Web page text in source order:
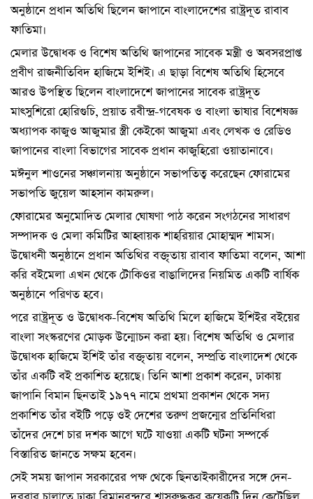
অনুষ্ঠানে প্রধান অতিথি ছিলেন জাপানে বাংলাদেশের রাষ্ট্রদূত রাবাব
ফাতিমা।
মেলার উদ্বোধক ও বিশেষ অতিথি জাপানের সাবেক মন্ত্রী ও অবসরপ্রাপ্ত
প্রবীণ রাজনীতিবিদ হাজিমে ইশিই। এ ছাড়া বিশেষ অতিথি হিসেবে
আরও উপস্থিত ছিলেন বাংলাদেশে জাপানের সাবেক রাষ্ট্রদূত
মাৎসুশিরো হোরিগুচি, প্রয়াত রবীন্দ্র-গবেষক ও বাংলা ভাষার বিশেষজ্ঞ
অধ্যাপক কাজুও আজুমার স্ত্রী কেইকো আজুমা এবং লেখক ও রেডিও
জাপানের বাংলা বিভাগের সাবেক প্রধান কাজুহিরো ওয়াতানাবে।
মঈনুল শাওনের সঞ্চালনায় অনুষ্ঠানে সভাপতিত্ব করেছেন ফোরামের
সভাপতি জুয়েল আহসান কামরুল।
ফোরামের অনুমোদিত মেলার ঘোষণা পাঠ করেন সংগঠনের সাধারণ
সম্পাদক ও মেলা কমিটির আহ্বায়ক শাহরিয়ার মোহাম্মদ শামস।
উদ্বোধনী অনুষ্ঠানে প্রধান অতিথির বক্তৃতায় রাবাব ফাতিমা বলেন, আশা
করি বইমেলা এখন থেকে টোকিওর বাঙালিদের নিয়মিত একটি বার্ষিক
অনুষ্ঠানে পরিণত হবে।
পরে রাষ্ট্রদূত ও উদ্বোধক-বিশেষ অতিথি মিলে হাজিমে ইশিইর বইয়ের
বাংলা সংস্করণের মোড়ক উন্মোচন করা হয়। বিশেষ অতিথি ও মেলার
উদ্বোধক হাজিমে ইশিই তাঁর বক্তৃতায় বলেন, সম্প্রতি বাংলাদেশ থেকে
তাঁর একটি বই প্রকাশিত হয়েছে। তিনি আশা প্রকাশ করেন, ঢাকায়
জাপানি বিমান ছিনতাই ১৯৭৭ নামে প্রথমা প্রকাশন থেকে সদ্য
প্রকাশিত তাঁর বইটি পড়ে ওই দেশের তরুণ প্রজন্মের প্রতিনিধিরা
তাঁদের দেশে চার দশক আগে ঘটে যাওয়া একটি ঘটনা সম্পর্কে
বিস্তারিত জানতে সক্ষম হবেন।
সেই সময় জাপান সরকারের পক্ষ থেকে ছিনতাইকারীদের সঙ্গে দেন-